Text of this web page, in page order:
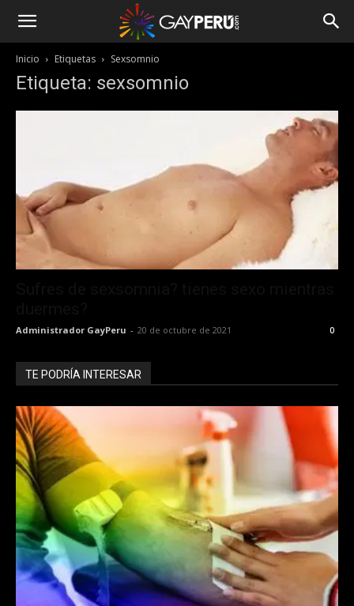
Inicio Etiquetas Sexsomnio
Etiqueta: sexsomnio
Administrador GayPeru - 20 de octubre de 2021 0
TE PODRÍA INTERESAR